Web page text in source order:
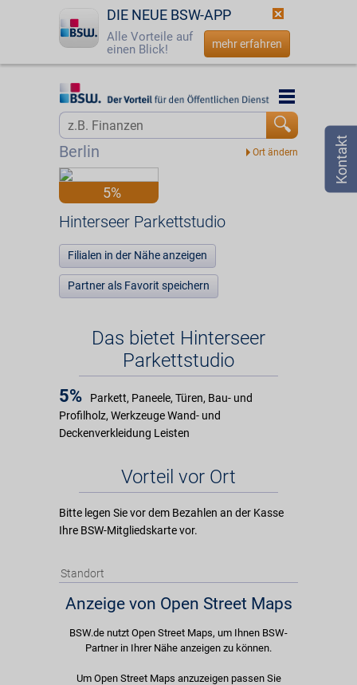
DIE NEUE BSW-APP
Alle Vorteile auf
einen Blick!
mehr erfahren
Startseite
Login
Berlin
Startseite
5%
Hinterseer Parkettstudio
Filialen in der Nähe anzeigen
Partner als Favorit speichern
Das bietet Hinterseer
Parkettstudio
5%
Parkett, Paneele, Türen, Bau- und
Profilholz, Werkzeuge Wand- und
Deckenverkleidung Leisten
Vorteil vor Ort
Bitte legen Sie vor dem Bezahlen an der Kasse
Ihre BSW-Mitgliedskarte vor.
Standort
Anzeige von Open Street Maps
BSW.de nutzt Open Street Maps, um Ihnen BSW-
Partner in Ihrer Nähe anzeigen zu können.
Um Open Street Maps anzuzeigen passen Sie